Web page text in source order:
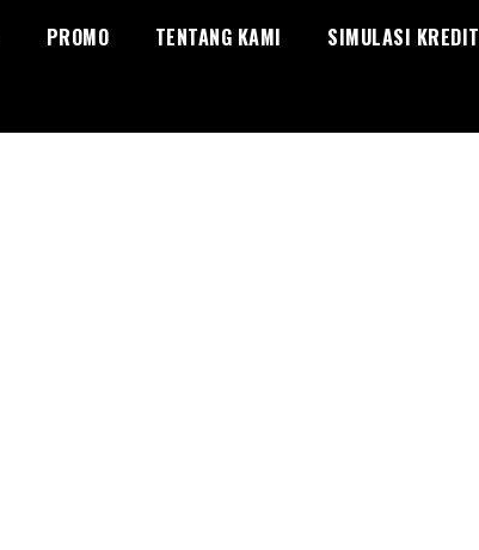
PROMO TENTANG KAMI SIMULASI KREDIT